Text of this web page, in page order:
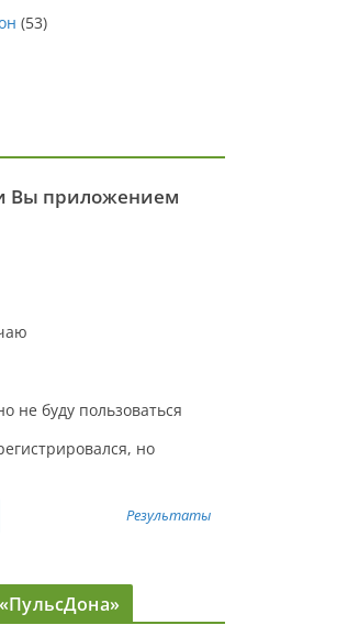
(53)
Вы приложением
не буду пользоваться
но
Результаты